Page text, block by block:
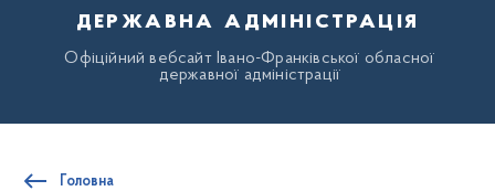
державна адміністрація
Офіційний вебсайт Івано-Франківської обласної
державної адміністрації
Головна